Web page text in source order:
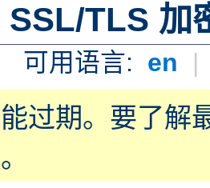
TLS 加
可用语言: en |
过期。要了解